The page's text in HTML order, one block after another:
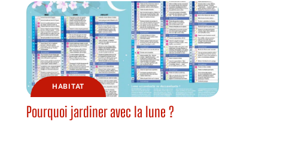
HABITAT
Pourquoi jardiner avec la lune ?